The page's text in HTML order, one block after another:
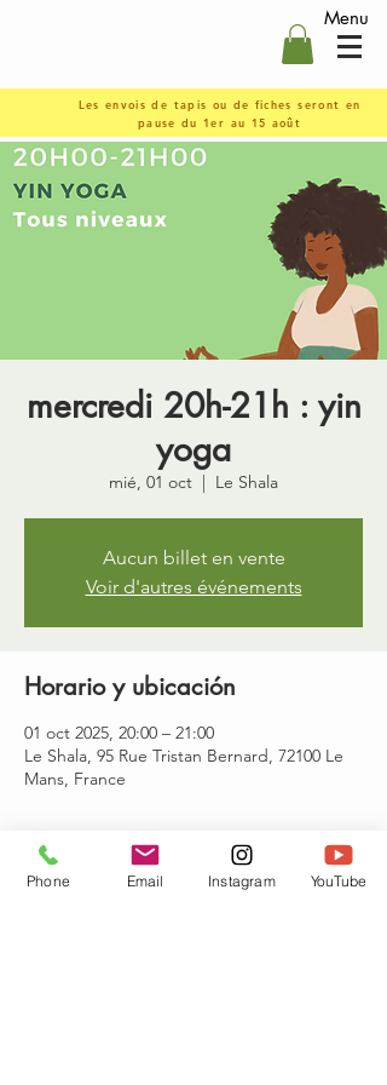
Menu
Les envois de tapis ou de fiches seront en
pause du 1er au 15 août
mercredi 20h-21h : yin
yoga
mié, 01 oct
  |
Le Shala
Aucun billet en vente
Voir d'autres événements
Horario y ubicación
01 oct 2025, 20:00 – 21:00
Le Shala, 95 Rue Tristan Bernard, 72100 Le
Mans, France
Invitados
Phone Email Instagram YouTube